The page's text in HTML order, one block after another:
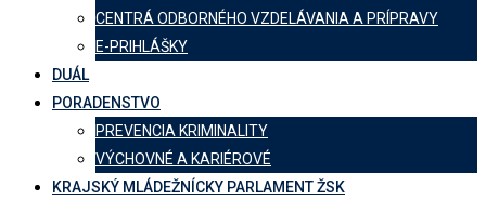
CENTRÁ ODBORNÉHO VZDELÁVANIA A PRÍPRAVY
E-PRIHLÁŠKY
DUÁL
PORADENSTVO
PREVENCIA KRIMINALITY
VÝCHOVNÉ A KARIÉROVÉ
KRAJSKÝ MLÁDEŽNÍCKY PARLAMENT ŽSK